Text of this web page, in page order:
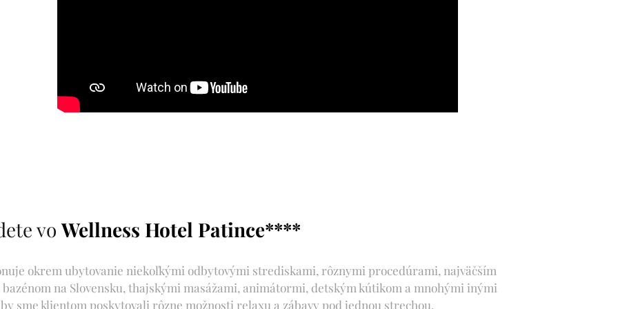
voWellness Hotel Patince****
okrem ubytovanie niekoľkými odbytovými strediskami, rôznymi procedúrami, najväčším
na Slovensku, thajskými masážami, animátormi, detským kútikom a mnohými inými
sme klientom poskytovali rôzne možnosti relaxu a zábavy pod jednou strechou.